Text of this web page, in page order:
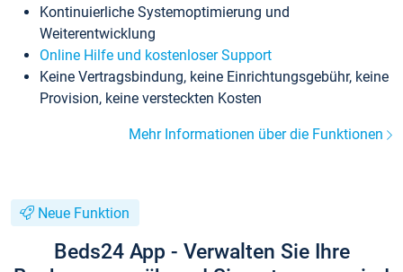
Kontinuierliche Systemoptimierung und
Weiterentwicklung
Online Hilfe und kostenloser Support
Keine Vertragsbindung, keine Einrichtungsgebühr, keine
Provision, keine versteckten Kosten
Mehr Informationen über die Funktionen
Neue Funktion
Beds24 App - Verwalten Sie Ihre